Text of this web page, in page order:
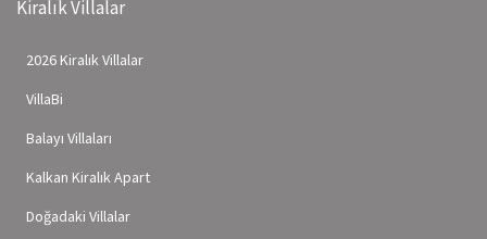
Kiralık Villalar
2026 Kiralık Villalar
VillaBi
Balayı Villaları
Kalkan Kiralık Apart
Doğadaki Villalar